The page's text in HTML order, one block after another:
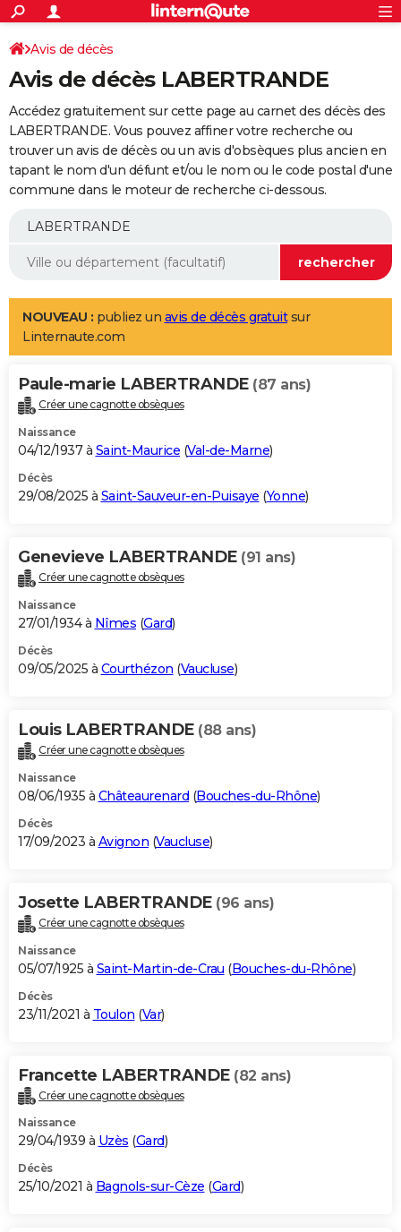
ACTUALITÉS
Politique
Société
Faits Divers
Education
Monde
Villes
+
SPORT
Coupe du monde 2026
Football
Tennis
Cyclisme
Rugby
Forum
Programme TV
TNTStreaming
Cinéma
Sorties cinéma
Musique
+
FINANCE
Retraite
Epargne
Immobilier
Risques naturels par ville
Assurance
AUTO
Essais
Réserver un essai
Citadines
Berlines
SUV
Forum auto
+
Mobiles
Meilleur smartphone
Internet
Ordinateurs
Jeux vidéo
Guide high-tech
Aménagement intérieur
LIFESTYLE
Art de vivre
Bien-être
Loisirs
Mode
Modes de vie
Alimentation
Guide de la santé
Maladies
Médicaments
Sommeil
VOYAGE
Destinations
City break
Voyage nature
Voyage de noces
Forum
Climat
+PHOTO
GUIDES D'ACHAT
BONS PLANS
Carte de Noël
Carte Bonne année
Carte Saint-Valentin
Carte Pâques
Carte d'anniversaire
DICTIONNAIRE
Dictionnaire
Biographies
Citations
Expressions
Proverbes
PROGRAMME TV
S'inscrire
Se connecter
Lycées
Collèges
Primaires
Universités
Entreprises
Service militaire
Avis de recherche
AVIS DE DÉCÈS
Bricolage
Lifestyle
Culture
Sport
Auto
Television
Voyage
Cinema
Avis de décès
Avis de décès LABERTRANDE
Accédez gratuitement sur cette page au carnet des décès des
LABERTRANDE. Vous pouvez affiner votre recherche ou
trouver un avis de décès ou un avis d'obsèques plus ancien en
tapant le nom d'un défunt et/ou le nom ou le code postal d'une
commune dans le moteur de recherche ci-dessous.
NOUVEAU : publiez un avis de décès gratuitsur
Linternaute.com
Paule-marie LABERTRANDE (87 ans)
Créer une cagnotte obsèques
Naissance
04/12/1937 à Saint-Maurice (Val-de-Marne)
Décès
29/08/2025 à Saint-Sauveur-en-Puisaye (Yonne)
Genevieve LABERTRANDE (91 ans)
Créer une cagnotte obsèques
Naissance
27/01/1934 à Nîmes (Gard)
Décès
09/05/2025 à Courthézon (Vaucluse)
Louis LABERTRANDE (88 ans)
Créer une cagnotte obsèques
Naissance
08/06/1935 à Châteaurenard (Bouches-du-Rhône)
Décès
17/09/2023 à Avignon (Vaucluse)
Josette LABERTRANDE (96 ans)
Créer une cagnotte obsèques
Naissance
05/07/1925 à Saint-Martin-de-Crau (Bouches-du-Rhône)
Décès
23/11/2021 à Toulon (Var)
Francette LABERTRANDE (82 ans)
Créer une cagnotte obsèques
Naissance
29/04/1939 à Uzès (Gard)
Décès
25/10/2021 à Bagnols-sur-Cèze (Gard)